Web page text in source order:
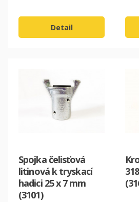
Detail
Spojka čelisťová
litinová k tryskací
hadici 25 x 7 mm
(3101)